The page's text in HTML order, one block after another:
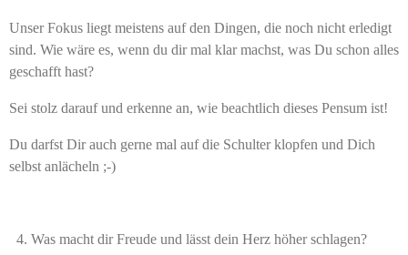
Unser Fokus liegt meistens auf den Dingen, die noch nicht erledigt
sind. Wie wäre es, wenn du dir mal klar machst, was Du schon alles
geschafft hast?
Sei stolz darauf und erkenne an, wie beachtlich dieses Pensum ist!
Du darfst Dir auch gerne mal auf die Schulter klopfen und Dich
selbst anlächeln ;-)
Was macht dir Freude und lässt dein Herz höher schlagen?